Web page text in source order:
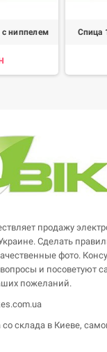
ниппелем Спица
продажу
Сделать
фото.
и посоветуют
пожеланий.
склада в Киеве,